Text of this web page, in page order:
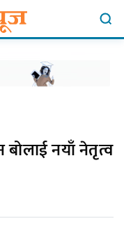
नयाँ नेतृत्व